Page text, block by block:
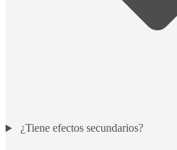
¿Tiene efectos secundarios?